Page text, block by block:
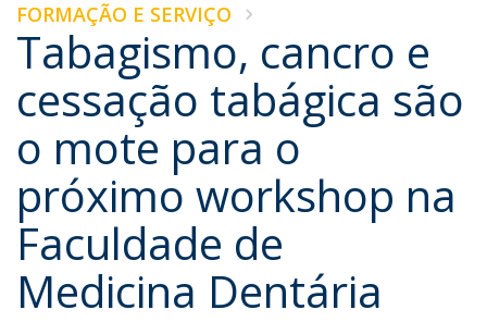
FORMAÇÃO E SERVIÇO
Tabagismo, cancro e
cessação tabágica são
o mote para o
próximo workshop na
Faculdade de
Medicina Dentária